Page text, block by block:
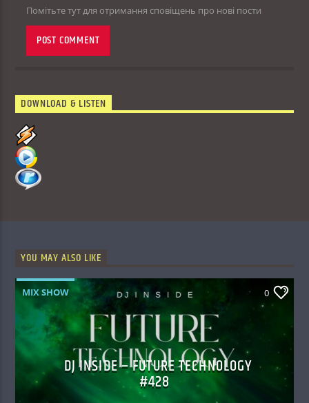
Помітьте тут для отримання сповіщень про нові пости
DOWNLOAD & LISTEN
YOU MAY ALSO LIKE
MIX SHOW 0
DJ INSIDE – FUTURE TECHNOLOGY
#428